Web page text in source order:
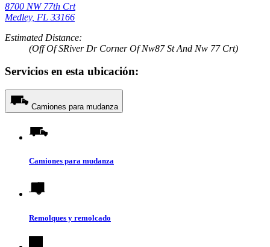
8700 NW 77th Crt
Medley, FL 33166
Estimated Distance:
(Off Of SRiver Dr Corner Of Nw87 St And Nw 77 Crt)
Servicios en esta ubicación:
Camiones para mudanza
Camiones para mudanza
Remolques y remolcado